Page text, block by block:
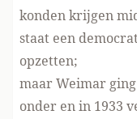
konden krijgen
staat een
opzetten;
maar Weimar
onder en in 1933